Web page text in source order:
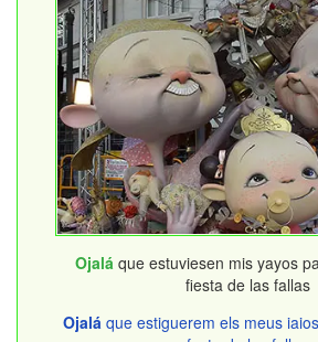
Ojalá que estuviesen mis yayos
fiesta de las fallas
Ojalá que estiguerem els meus